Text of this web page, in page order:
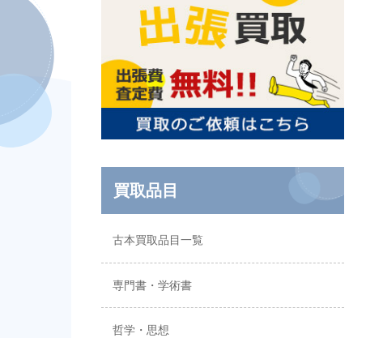
買取品目
古本買取品目一覧
専門書・学術書
哲学・思想